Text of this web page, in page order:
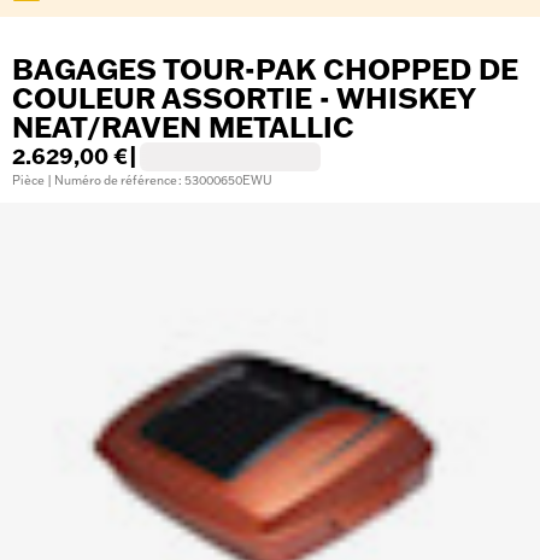
BAGAGES TOUR-PAK CHOPPED DE
COULEUR ASSORTIE - WHISKEY
NEAT/RAVEN METALLIC
2.629,00 €
Pièce | Numéro de référence : 53000650EWU